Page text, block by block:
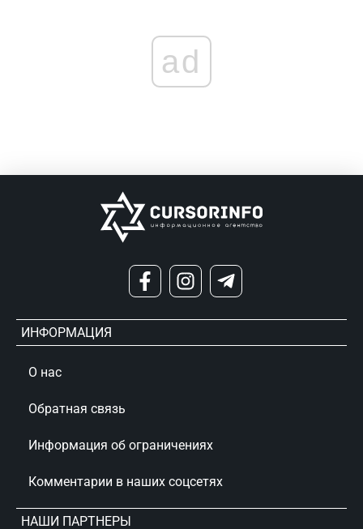
ad
ИНФОРМАЦИЯ
О нас
Обратная связь
Информация об ограничениях
Комментарии в наших соцсетях
НАШИ ПАРТНЕРЫ